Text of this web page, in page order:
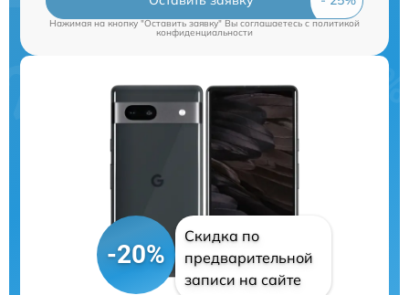
Нажимая на кнопку "Оставить заявку" Вы соглашаетесь c политикой
конфиденциальности
-20%
Скидка по
предварительной
записи на сайте